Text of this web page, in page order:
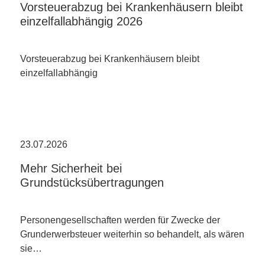
Vorsteuerabzug bei Krankenhäusern bleibt
einzelfallabhängig 2026
Vorsteuerabzug bei Krankenhäusern bleibt
einzelfallabhängig
23.07.2026
Mehr Sicherheit bei
Grundstücksübertragungen
Personengesellschaften werden für Zwecke der
Grunderwerbsteuer weiterhin so behandelt, als wären
sie…